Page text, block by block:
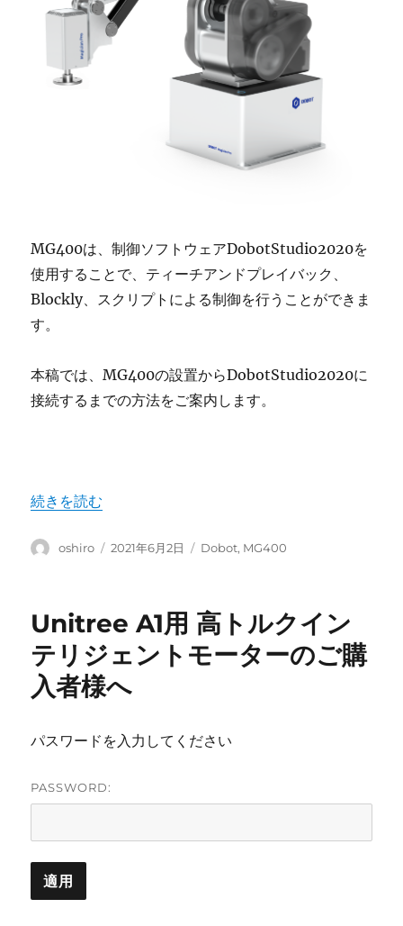
MG400は、制御ソフトウェアDobotStudio2020を
使用することで、ティーチアンドプレイバック、
Blockly、スクリプトによる制御を行うことができま
す。
本稿では、MG400の設置からDobotStudio2020に
接続するまでの方法をご案内します。
“Dobot MG400 ― セットアップガイド” の
続きを読む
投
oshiro
投
2021年6月2日
カ
ー
Dobot, MG400
Unitree A1用 高トルクイン
テリジェントモーターのご購
入者様へ
パスワードを入力してください
PASSWORD: